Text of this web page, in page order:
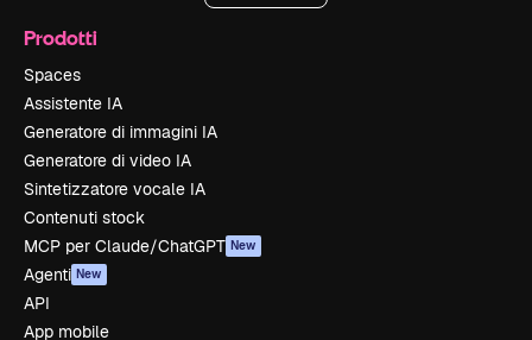
Prodotti
Spaces
Assistente IA
Generatore di immagini IA
Generatore di video IA
Sintetizzatore vocale IA
Contenuti stock
MCP per Claude/ChatGPT New
Agenti New
API
App mobile